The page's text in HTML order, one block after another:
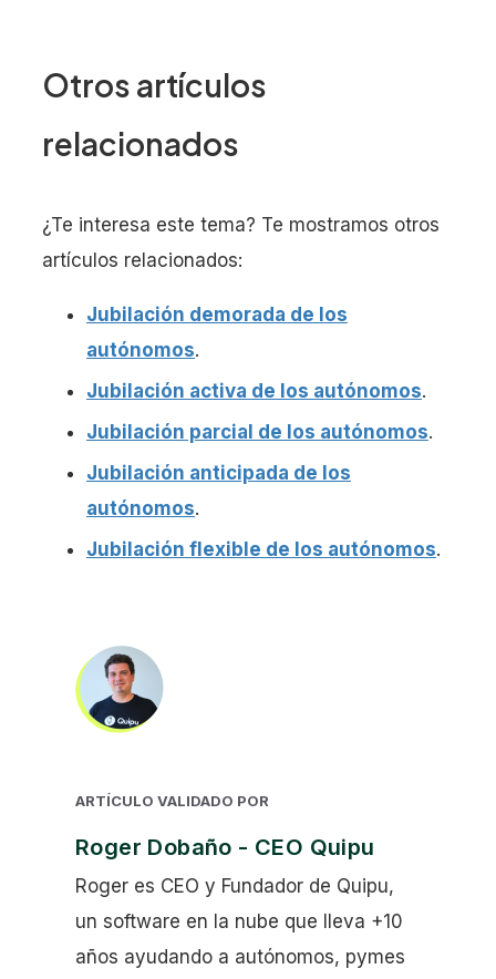
Otros artículos
relacionados
¿Te interesa este tema? Te mostramos otros
artículos relacionados:
Jubilación demorada de los
autónomos.
Jubilación activa de los autónomos.
Jubilación parcial de los autónomos.
Jubilación anticipada de los
autónomos.
Jubilación flexible de los autónomos.
ARTÍCULO VALIDADO POR
Roger Dobaño - CEO Quipu
Roger es CEO y Fundador de Quipu,
un software en la nube que lleva +10
años ayudando a autónomos, pymes